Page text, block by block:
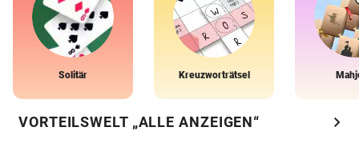
Solitär Kreuzworträtsel
VORTEILSWELT „ALLE ANZEIGEN“ chevron_right